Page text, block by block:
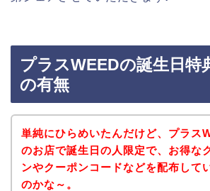
プラスWEEDの誕生日特
の有無
単純にひらめいたんだけど、プラス
のお店で誕生日の人限定で、お得な
ンやクーポンコードなどを配布して
のかな～。